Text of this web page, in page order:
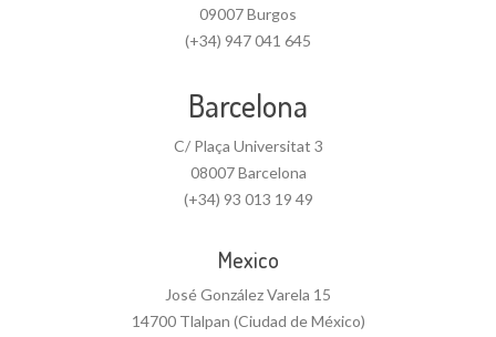
09007 Burgos
(+34) 947 041 645
Barcelona
C/ Plaça Universitat 3
08007 Barcelona
(+34) 93 013 19 49
Mexico
José González Varela 15
14700 Tlalpan (Ciudad de México)